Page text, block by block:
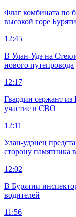
Флаг комбината по
высокой горе
12:45
В Улан-Удэ на
нового путепровода
12:17
Гвардии сержант из
участие в СВО
12:11
Улан-удэнец
сторону памятника
12:02
В Бурятии
водителей
11:56